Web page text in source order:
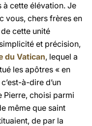
à cette élévation. Je
vous, chers frères en
cette unité
et précision,
du Vatican, lequel a
les apôtres « en
à-dire d’un
Pierre, choisi parmi
même que saint
de par la